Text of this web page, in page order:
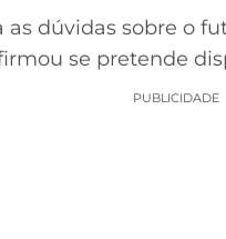
dúvidas sobre o
se pretende
PUBLICIDADE